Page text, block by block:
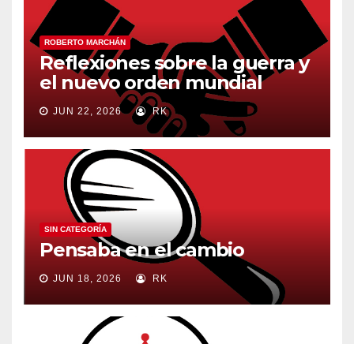
ROBERTO MARCHÁN
Reflexiones sobre la guerra y
el nuevo orden mundial
JUN 22, 2026 RK
SIN CATEGORÍA
Pensaba en el cambio
JUN 18, 2026 RK